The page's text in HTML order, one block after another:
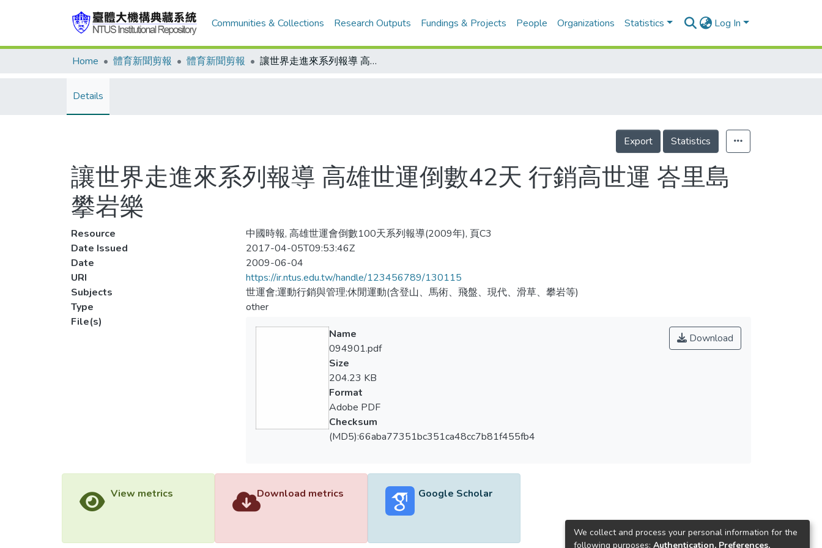
Communities & Collections Research Outputs Fundings & Projects People Organizations Statistics Log In
Home 體育新聞剪報 體育新聞剪報 讓世界走進來系列報導 高雄世運倒數42天 行銷高世運 峇里島攀岩樂
Details
Export Statistics
讓世界走進來系列報導 高雄世運倒數42天 行銷高世運 峇里島
攀岩樂
Resource
中國時報, 高雄世運會倒數100天系列報導(2009年), 頁C3
Date Issued
2017-04-05T09:53:46Z
Date
2009-06-04
URI
https://ir.ntus.edu.tw/handle/123456789/130115
Subjects
世運會;運動行銷與管理;休閒運動(含登山、馬術、飛盤、現代、滑草、攀岩等)
Type
other
File(s)
Download
Name
094901.pdf
Size
204.23 KB
Format
Adobe PDF
Checksum
(MD5):66aba77351bc351ca48cc7b81f455fb4
View metrics Download metrics Google Scholar
We collect and process your personal information for the
following purposes: Authentication, Preferences,